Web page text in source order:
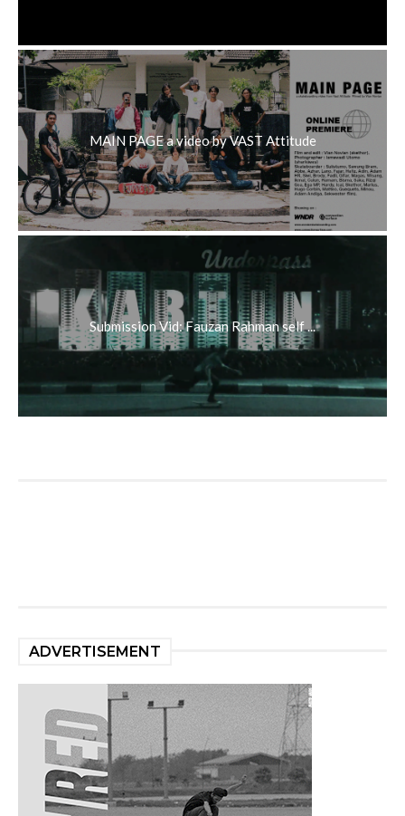
MAIN PAGE a video by VAST Attitude
Submission Vid: Fauzan Rahman self ...
ADVERTISEMENT